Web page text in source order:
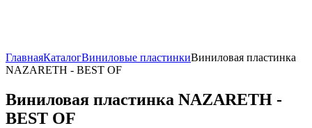
ГлавнаяКаталогВиниловые пластинкиВиниловая пластинка
NAZARETH - BEST OF
Виниловая пластинка NAZARETH -
BEST OF